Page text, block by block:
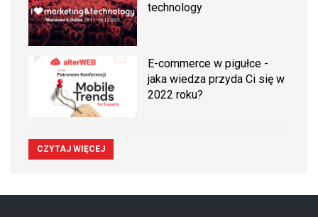
technology
E-commerce w pigułce -
jaka wiedza przyda Ci się w
2022 roku?
CZYTAJ WIĘCEJ